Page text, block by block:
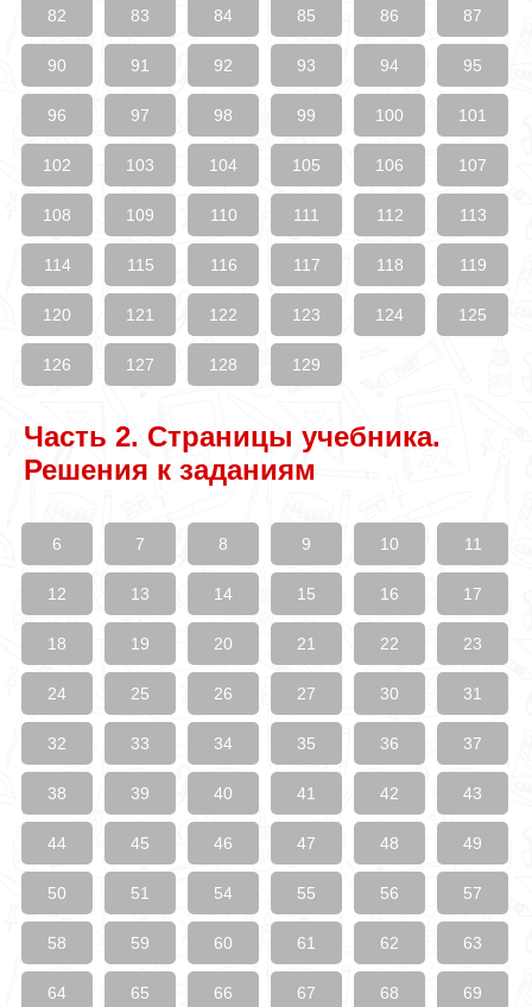
82 83 84 85 86 87
90 91 92 93 94 95
96 97 98 99 100 101
102 103 104 105 106 107
108 109 110 111 112 113
114 115 116 117 118 119
120 121 122 123 124 125
126 127 128 129
Часть 2. Страницы учебника.
Решения к заданиям
6 7 8 9 10 11
12 13 14 15 16 17
18 19 20 21 22 23
24 25 26 27 30 31
32 33 34 35 36 37
38 39 40 41 42 43
44 45 46 47 48 49
50 51 54 55 56 57
58 59 60 61 62 63
64 65 66 67 68 69